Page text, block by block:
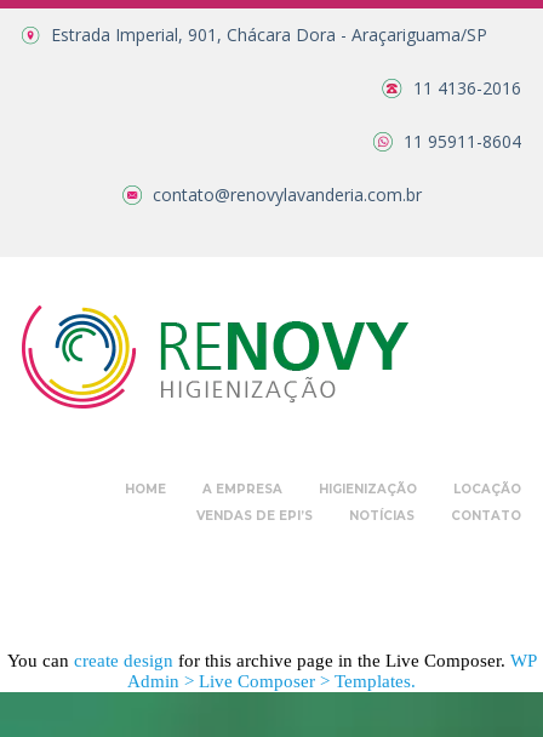
Estrada Imperial, 901, Chácara Dora - Araçariguama/SP
11 4136-2016
11 95911-8604
contato@renovylavanderia.com.br
HOME A EMPRESA HIGIENIZAÇÃO
LOCAÇÃO
VENDAS DE EPI’S
NOTÍCIAS CONTATO
You can create design for this archive page in the Live Composer. WP
Admin > Live Composer > Templates.